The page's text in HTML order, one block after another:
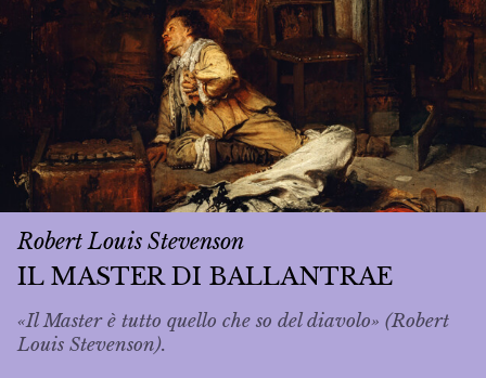
Robert Louis Stevenson
IL MASTER DI BALLANTRAE
«Il Master è tutto quello che so del diavolo» (Robert
Louis Stevenson).